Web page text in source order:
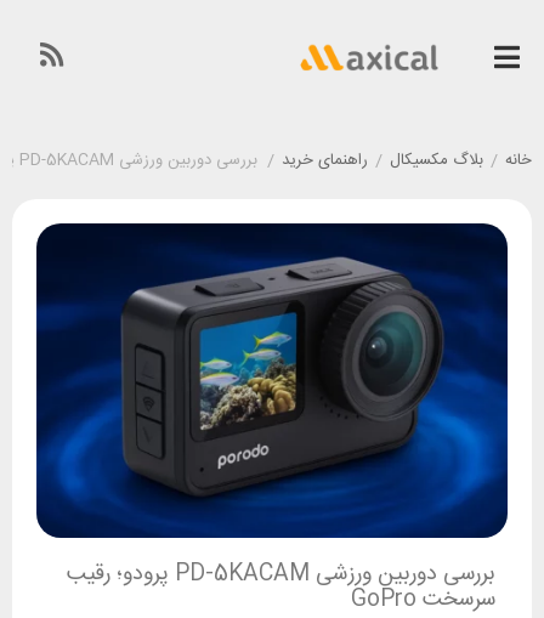
خانه / بلاگ مکسیکال / راهنمای خرید / بررسی دوربین ورزشی PD-5KACAM پرودو؛ رقیب سرسخت GoPro
بررسی دوربین ورزشی PD-5KACAM پرودو؛ رقیب
سرسخت GoPro